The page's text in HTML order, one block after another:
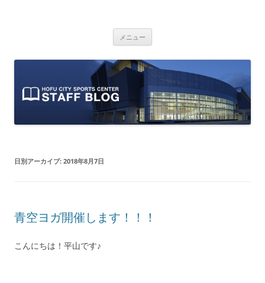
ログ
ャルブログです。
メニュー
ン
ツ
キ
ッ
プ
日別アーカイブ: 2018年8月7日
青空ヨガ開催します！！！
こんにちは！平山です♪